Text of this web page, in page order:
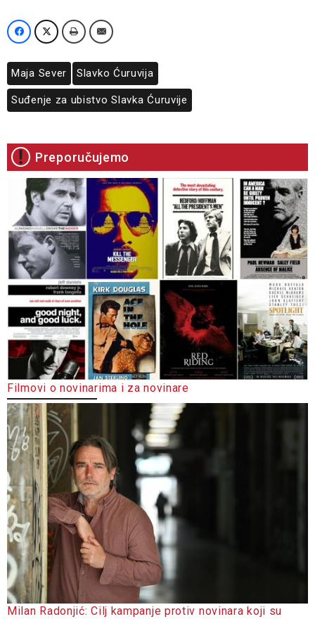
Maja Sever Slavko Ćuruvija
Suđenje za ubistvo Slavka Ćuruvije
Preporučujemo
Filmovi o novinarima i za novinare
Milan Radonjić: Cilj kampanje protiv novinara koji su